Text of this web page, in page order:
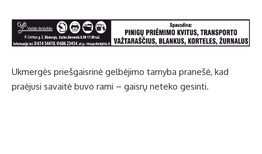
Ukmergės priešgaisrinė gelbėjimo tarnyba pranešė, kad
praėjusi savaitė buvo rami – gaisrų neteko gesinti.